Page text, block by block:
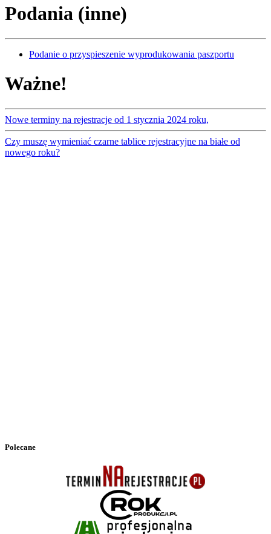
Podania (inne)
Podanie o przyspieszenie wyprodukowania paszportu
Ważne!
Nowe terminy na rejestracje od 1 stycznia 2024 roku,
Czy muszę wymieniać czarne tablice rejestracyjne na białe od
nowego roku?
Polecane